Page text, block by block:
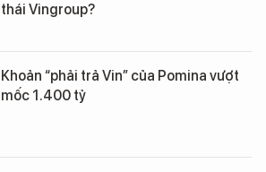
thái Vingroup?
Khoản “phải trả Vin” của Pomina vượt
mốc 1.400 tỷ